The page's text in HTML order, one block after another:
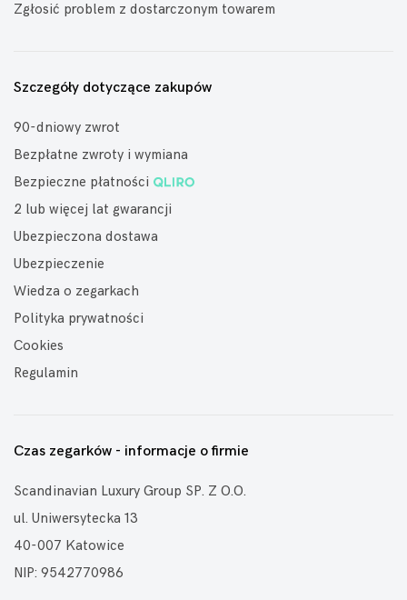
Zgłosić problem z dostarczonym towarem
Szczegóły dotyczące zakupów
90-dniowy zwrot
Bezpłatne zwroty i wymiana
Bezpieczne płatności
2 lub więcej lat gwarancji
Ubezpieczona dostawa
Ubezpieczenie
Wiedza o zegarkach
Polityka prywatności
Cookies
Regulamin
Czas zegarków - informacje o firmie
Scandinavian Luxury Group SP. Z O.O.
ul. Uniwersytecka 13
40-007 Katowice
NIP: 9542770986